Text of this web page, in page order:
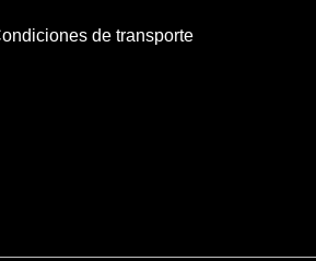
de transporte